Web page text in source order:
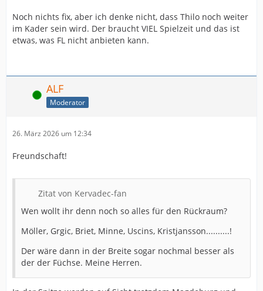
Noch nichts fix, aber ich denke nicht, dass Thilo noch weiter
im Kader sein wird. Der braucht VIEL Spielzeit und das ist
etwas, was FL nicht anbieten kann.
Online ALF
Moderator
26. März 2026 um 12:34
Freundschaft!
Zitat von Kervadec-fan
Wen wollt ihr denn noch so alles für den Rückraum?
Möller, Grgic, Briet, Minne, Uscins, Kristjansson..........!
Der wäre dann in der Breite sogar nochmal besser als
der der Füchse. Meine Herren.